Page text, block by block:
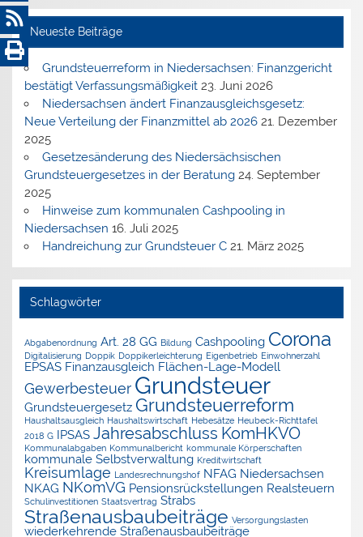
Neueste Beiträge
Grundsteuerreform in Niedersachsen: Finanzgericht
bestätigt Verfassungsmäßigkeit 23. Juni 2026
Niedersachsen ändert Finanzausgleichsgesetz:
Neue Verteilung der Finanzmittel ab 2026 21. Dezember
2025
Gesetzesänderung des Niedersächsischen
Grundsteuergesetzes in der Beratung 24. September
2025
Hinweise zum kommunalen Cashpooling in
Niedersachsen 16. Juli 2025
Handreichung zur Grundsteuer C 21. März 2025
Schlagwörter
Abgabenordnung Art. 28 GG Bildung Cashpooling Corona
Digitalisierung Doppik Doppikerleichterung Eigenbetrieb Einwohnerzahl
EPSAS Finanzausgleich Flächen-Lage-Modell
Gewerbesteuer Grundsteuer
Grundsteuergesetz Grundsteuerreform
Haushaltsausgleich Haushaltswirtschaft Hebesätze Heubeck-Richttafel
2018 G IPSAS Jahresabschluss KomHKVO
Kommunalabgaben Kommunalbericht kommunale Körperschaften
kommunale Selbstverwaltung Kreditwirtschaft
Kreisumlage Landesrechnungshof NFAG Niedersachsen
NKAG NKomVG Pensionsrückstellungen Realsteuern
Schulinvestitionen Staatsvertrag Strabs
Straßenausbaubeiträge Versorgungslasten
wiederkehrende Straßenausbaubeiträge